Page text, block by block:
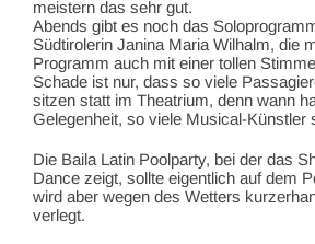
meistern das sehr gut.
Abends gibt es noch das
Südtirolerin Janina Maria Wilhalm, die
Programm auch mit einer tollen
Schade ist nur, dass so viele
sitzen statt im Theatrium, denn wann
Gelegenheit, so viele Musical-Künstler
Die Baila Latin Poolparty, bei der das
Dance zeigt, sollte eigentlich auf dem
wird aber wegen des Wetters
verlegt.